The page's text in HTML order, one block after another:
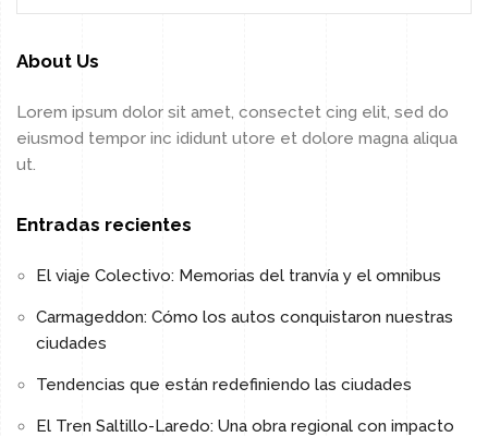
About Us
Lorem ipsum dolor sit amet, consectet cing elit, sed do
eiusmod tempor inc ididunt utore et dolore magna aliqua
ut.
Entradas recientes
El viaje Colectivo: Memorias del tranvía y el omnibus
Carmageddon: Cómo los autos conquistaron nuestras
ciudades
Tendencias que están redefiniendo las ciudades
El Tren Saltillo-Laredo: Una obra regional con impacto